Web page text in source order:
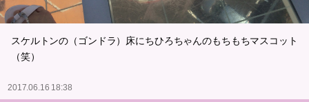
スケルトンの（ゴンドラ）床にちひろちゃんのもちもちマスコット
（笑）
2017.06.16 18:38